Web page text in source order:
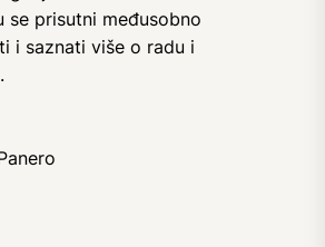
se prisutni međusobno
i saznati više o radu i